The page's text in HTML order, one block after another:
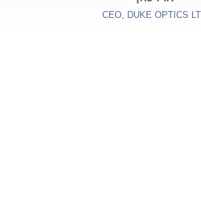
CEO, DUKE OPTICS